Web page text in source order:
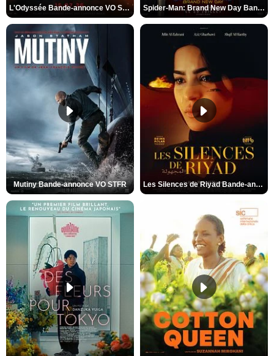
L'Odyssée Bande-annonce VO STFR Spider-Man: Brand New Day Bande-annonce VO STFR
Mutiny Bande-annonce VO STFR Les Silences de Riyad Bande-annonce VO STFR